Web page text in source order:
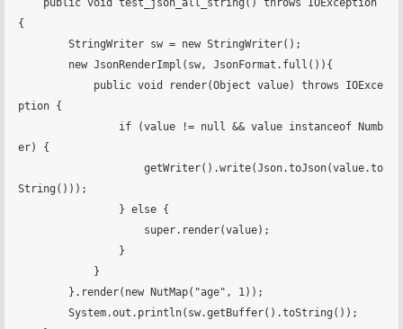
{
ption {
er) {
String()));